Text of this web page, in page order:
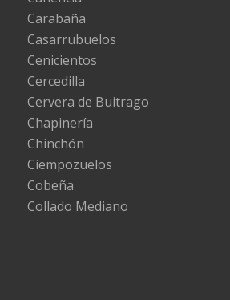
Carabaña
Casarrubuelos
Cenicientos
Cercedilla
Cervera de Buitrago
Chapinería
Chinchón
Ciempozuelos
Cobeña
Collado Mediano